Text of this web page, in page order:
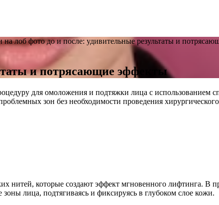
на лоб фото до и после: удивительные результаты и
и потрясающие эффекты
для омоложения и подтяжки лица с использованием
зон без необходимости проведения
которые создают эффект мгновенного лифтинга. В
лица, подтягиваясь и фиксируясь в глубоком слое кожи.